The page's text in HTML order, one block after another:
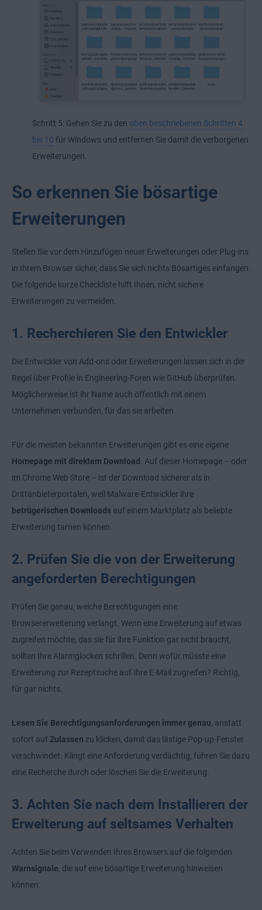
Schritt 5: Gehen Sie zu den oben beschriebenen Schritten 4
bis 10 für Windows und entfernen Sie damit die verborgenen
Erweiterungen.
So erkennen Sie bösartige
Erweiterungen
Stellen Sie vor dem Hinzufügen neuer Erweiterungen oder Plug-ins
in Ihrem Browser sicher, dass Sie sich nichts Bösartiges einfangen.
Die folgende kurze Checkliste hilft Ihnen, nicht sichere
Erweiterungen zu vermeiden.
1. Recherchieren Sie den Entwickler
Die Entwickler von Add-ons oder Erweiterungen lassen sich in der
Regel über Profile in Engineering-Foren wie GitHub überprüfen.
Möglicherweise ist ihr Name auch öffentlich mit einem
Unternehmen verbunden, für das sie arbeiten.
Für die meisten bekannten Erweiterungen gibt es eine eigene
Homepage mit direktem Download . Auf dieser Homepage – oder
im Chrome Web Store – ist der Download sicherer als in
Drittanbieterportalen, weil Malware-Entwickler ihre
betrügerischen Downloads auf einem Marktplatz als beliebte
Erweiterung tarnen können.
2. Prüfen Sie die von der Erweiterung
angeforderten Berechtigungen
Prüfen Sie genau, welche Berechtigungen eine
Browsererweiterung verlangt. Wenn eine Erweiterung auf etwas
zugreifen möchte, das sie für ihre Funktion gar nicht braucht,
sollten Ihre Alarmglocken schrillen. Denn wofür müsste eine
Erweiterung zur Rezeptsuche auf Ihre E-Mail zugreifen? Richtig,
für gar nichts.
Lesen Sie Berechtigungsanforderungen immer genau, anstatt
sofort auf Zulassen zu klicken, damit das lästige Pop-up-Fenster
verschwindet. Klingt eine Anforderung verdächtig, führen Sie dazu
eine Recherche durch oder löschen Sie die Erweiterung.
3. Achten Sie nach dem Installieren der
Erweiterung auf seltsames Verhalten
Achten Sie beim Verwenden Ihres Browsers auf die folgenden
Warnsignale, die auf eine bösartige Erweiterung hinweisen
können: